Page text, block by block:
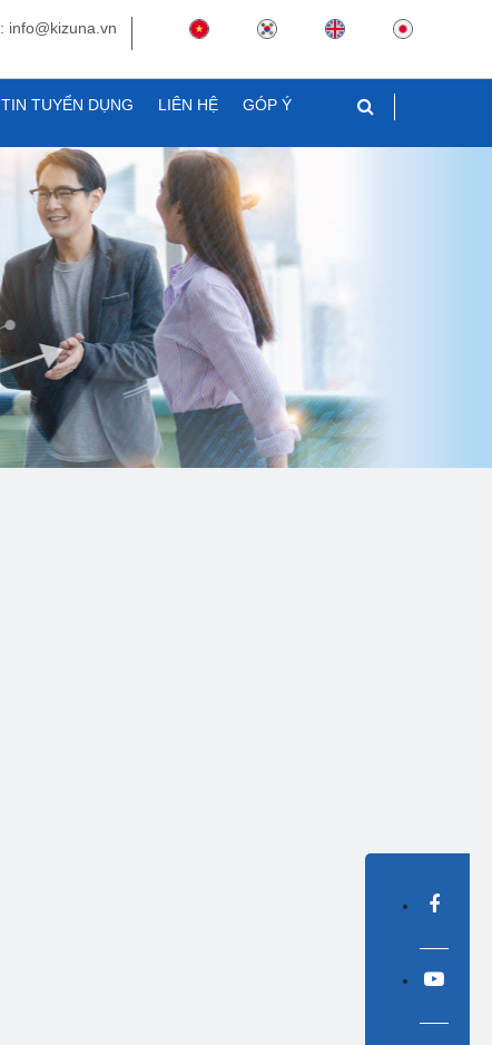
info@kizuna.vn
TUYỂN DỤNG LIÊN HỆ GÓP Ý